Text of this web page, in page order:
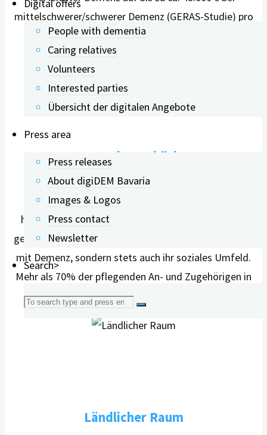
Digital offers
People with dementia
Caring relatives
Volunteers
Interested parties
Übersicht der digitalen Angebote
Press area
Press releases
About digiDEM Bavaria
Images & Logos
Press contact
Newsletter
Search>
Search
mittelschwerer/schwerer Demenz (GERAS-Studie) pro
Person pro Jahr (2016).
An- und Zugehörige
Im Frühstadium der Demenz wird die Versorgung
hauptsächlich durch pflegende An- und Zugehörige
geleistet. Deshalb betrifft Demenz nicht nur Menschen
mit Demenz, sondern stets auch ihr soziales Umfeld.
Mehr als 70% der pflegenden An- und Zugehörigen in
Deutschland sind weiblich (BayDem).
Ländlicher Raum